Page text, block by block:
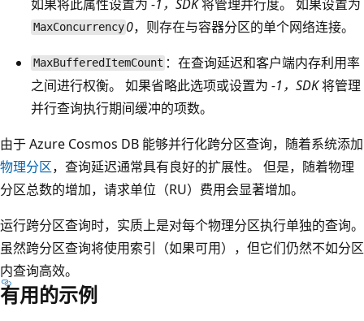
如果将此属性设置为 -1，SDK将管理并行度。 如果设置为
MaxConcurrency 0，则存在与容器分区的单个网络连接。
MaxBufferedItemCount ：在查询延迟和客户端内存利用率
之间进行权衡。 如果省略此选项或设置为 -1，SDK将管理
并行查询执行期间缓冲的项数。
由于 Azure Cosmos DB 能够并行化跨分区查询，随着系统添加
物理分区，查询延迟通常具有良好的扩展性。 但是，随着物理
分区总数的增加，请求单位（RU）费用会显著增加。
运行跨分区查询时，实质上是对每个物理分区执行单独的查询。
虽然跨分区查询将使用索引（如果可用），但它们仍然不如分区
内查询高效。
有用的示例